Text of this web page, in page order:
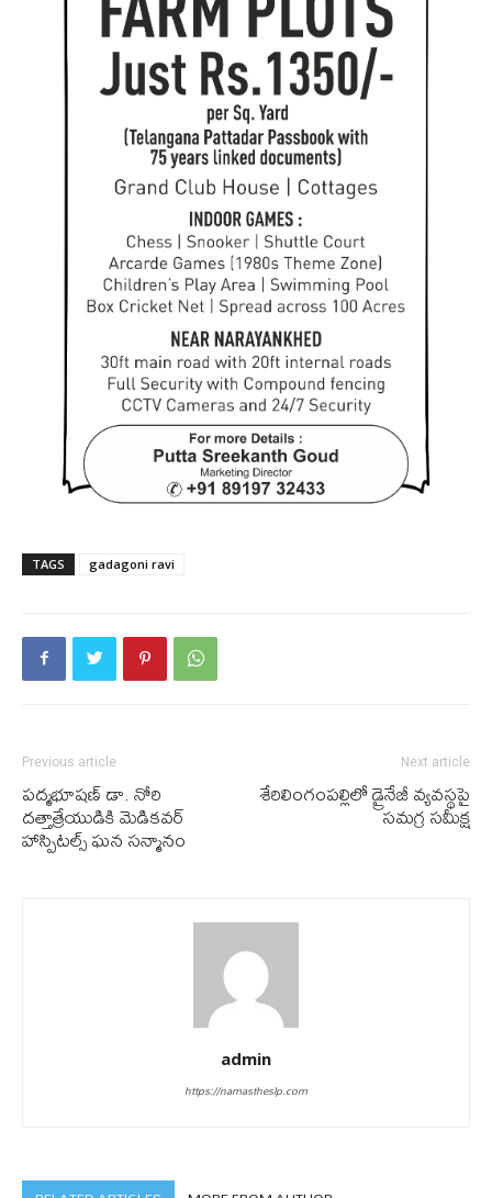
TAGS gadagoni ravi
Previous article
పద్మభూషణ్ డా. నోరి
దత్తాత్రేయుడికి మెడికవర్
హాస్పిటల్స్ ఘన సన్మానం
Next article
శేరిలింగంపల్లిలో డ్రైనేజీ వ్యవస్థపై
సమగ్ర సమీక్ష
admin
https://namastheslp.com